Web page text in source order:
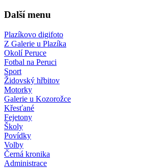
Další menu
Plazíkovo digifoto
Z Galerie u Plazíka
Okolí Peruce
Fotbal na Peruci
Sport
Židovský hřbitov
Motorky
Galerie u Kozorožce
Křesťané
Fejetony
Školy
Povídky
Volby
Černá kronika
Administrace